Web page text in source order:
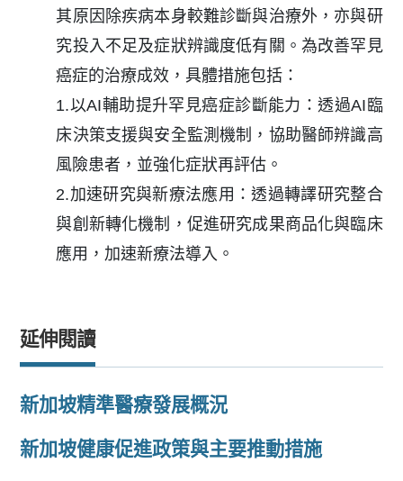
其原因除疾病本身較難診斷與治療外，亦與研
究投入不足及症狀辨識度低有關。為改善罕見
癌症的治療成效，具體措施包括：
1.以AI輔助提升罕見癌症診斷能力：透過AI臨
床決策支援與安全監測機制，協助醫師辨識高
風險患者，並強化症狀再評估。
2.加速研究與新療法應用：透過轉譯研究整合
與創新轉化機制，促進研究成果商品化與臨床
應用，加速新療法導入。
延伸閱讀
新加坡精準醫療發展概況
新加坡健康促進政策與主要推動措施